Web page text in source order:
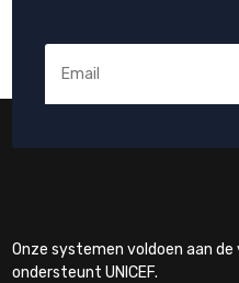
Onze systemen voldoen aan
ondersteunt UNICEF.